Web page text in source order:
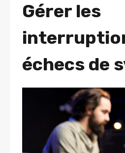
Gérer les
échecs de